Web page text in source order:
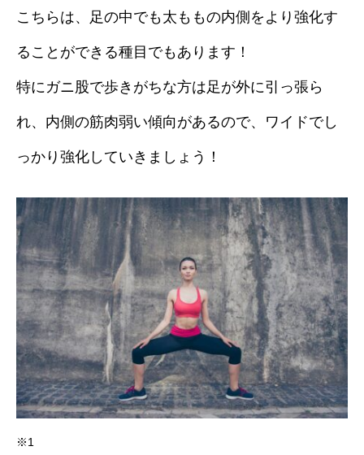
こちらは、足の中でも太ももの内側をより強化す
ることができる種目でもあります！
特にガニ股で歩きがちな方は足が外に引っ張ら
れ、内側の筋肉弱い傾向があるので、ワイドでし
っかり強化していきましょう！
※1